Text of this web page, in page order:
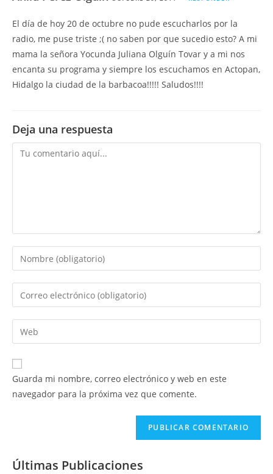
El día de hoy 20 de octubre no pude escucharlos por la
radio, me puse triste ;( no saben por que sucedio esto? A mi
mama la señora Yocunda Juliana Olguín Tovar y a mi nos
encanta su programa y siempre los escuchamos en Actopan,
Hidalgo la ciudad de la barbacoa!!!!! Saludos!!!!
Deja una respuesta
Comentario
Introduce
tu
nombre
de
usuario
para
comentar
Introduce
tu
dirección
de
electrónico
para
comentar
Introduce
la
URL
de
Guarda mi nombre, correo electrónico y web en este
navegador para la próxima vez que comente.
Últimas Publicaciones